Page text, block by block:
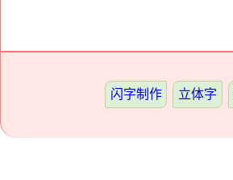
闪字制作 立体字